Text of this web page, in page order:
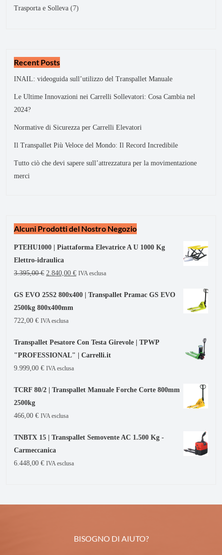
Trasporta e Solleva 7
Recent Posts
INAIL: videoguida sull’utilizzo del Transpallet Manuale
Le Ultime Innovazioni nei Carrelli Sollevatori: Cosa Cambia nel
2024?
Normative di Sicurezza per Carrelli Elevatori
Il Transpallet Più Veloce del Mondo: Il Record Incredibile
Tutto ciò che devi sapere sull’attrezzatura per la movimentazione
merci
Alcuni Prodotti del Nostro Negozio
PTEHU1000 | Piattaforma Elevatrice A U 1000 Kg
Elettro-idraulica
3.395,00€ 2.840,00 € IVA esclusa
GS EVO 25S2 800x400 | Transpallet Pramac GS EVO
2500kg 800x400mm
722,00 € IVA esclusa
Transpallet Pesatore Con Testa Girevole | TPWP
"PROFESSIONAL" | Carrelli.it
9.999,00 € IVA esclusa
TCRF 80/2 | Transpallet Manuale Forche Corte 800mm
2500kg
466,00 € IVA esclusa
TNBTX 15 | Transpallet Semovente AC 1.500 Kg -
Carmeccanica
6.448,00 € IVA esclusa
BISOGNO DI AIUTO?